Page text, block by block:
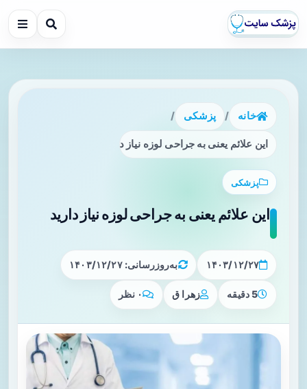
خانه / پزشکی /
این علائم یعنی به جراحی لوزه نیاز دارید
پزشکی
این علائم یعنی به جراحی لوزه نیاز دارید
۱۴۰۳/۱۲/۲۷ به‌روزرسانی: ۱۴۰۳/۱۲/۲۷
5 دقیقه زهرا ق ۰ نظر